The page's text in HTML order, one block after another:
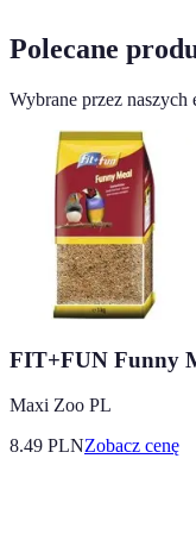
Polecane
Wybrane przez naszych
FIT+FUN Funny
Maxi Zoo PL
8.49 PLNZobacz cenę